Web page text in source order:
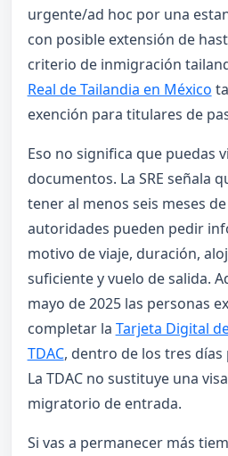
urgente/ad hoc por una
con posible extensión de
criterio de inmigración
Real de Tailandia en México
exención para titulares de
Eso no significa que puedas
documentos. La SRE señala
tener al menos seis meses
autoridades pueden pedir
motivo de viaje, duración,
suficiente y vuelo de salida.
mayo de 2025 las personas
completar la Tarjeta Digital
TDAC, dentro de los tres días
La TDAC no sustituye una
migratorio de entrada.
Si vas a permanecer más